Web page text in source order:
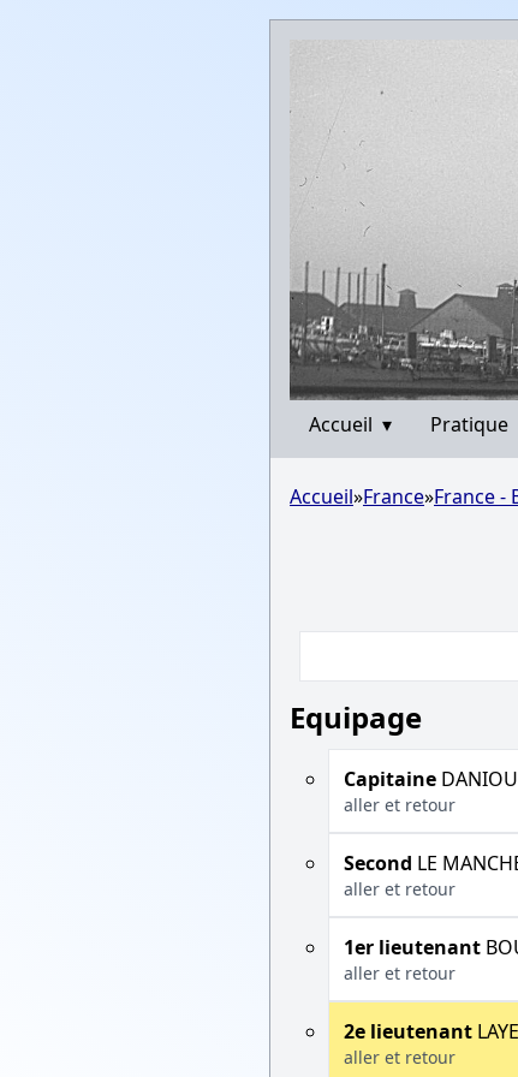
Accueil ▾ Pratique
Accueil»France»France -
Equipage
Capitaine
aller et retour
Second LE
aller et retour
1er lieutenant
aller et retour
2e lieutenant
aller et retour